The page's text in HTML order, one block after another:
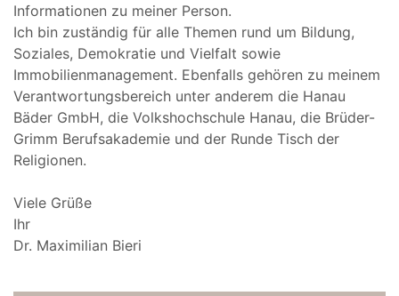
Informationen zu meiner Person.
Ich bin zuständig für alle Themen rund um Bildung,
Soziales, Demokratie und Vielfalt sowie
Immobilienmanagement. Ebenfalls gehören zu meinem
Verantwortungsbereich unter anderem die Hanau
Bäder GmbH, die Volkshochschule Hanau, die Brüder-
Grimm Berufsakademie und der Runde Tisch der
Religionen.
Viele Grüße
Ihr
Dr. Maximilian Bieri